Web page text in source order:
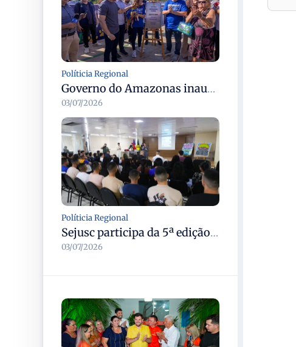
Políticia Regional
Governo do Amazonas inaugura primeiro Castramóvel Fluvial para atendimento veterinário às comunidades ribeirinhas e castração gratuita
03/07/2026
Políticia Regional
Sejusc participa da 5ª edição do Caminhos Literários com foco na cultura hip-hop nas unidades socioeducativas
03/07/2026